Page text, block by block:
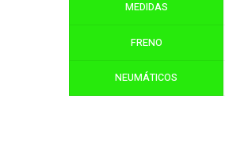
MEDIDAS
FRENO
NEUMÁTICOS